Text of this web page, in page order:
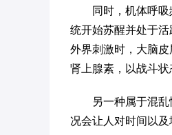
同时，机体呼
统开始苏醒并处于
外界刺激时，大脑
肾上腺素，以战斗状
另一种属于混
况会让人对时间以及